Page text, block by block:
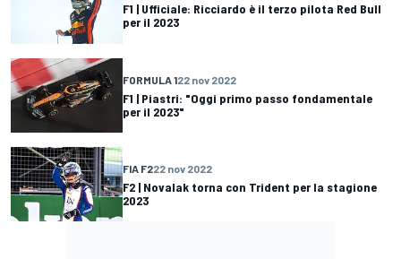
F1 | Ufficiale: Ricciardo è il terzo pilota Red Bull
per il 2023
FORMULA 122 nov 2022
F1 | Piastri: "Oggi primo passo fondamentale
per il 2023"
FIA F222 nov 2022
F2 | Novalak torna con Trident per la stagione
2023